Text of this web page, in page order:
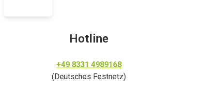
Hotline
+49 8331 4989168
(Deutsches Festnetz)